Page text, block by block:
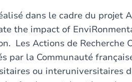
dans le cadre du projet
the impact of
Les Actions de Recherche
par la Communauté
ou interuniversitaires